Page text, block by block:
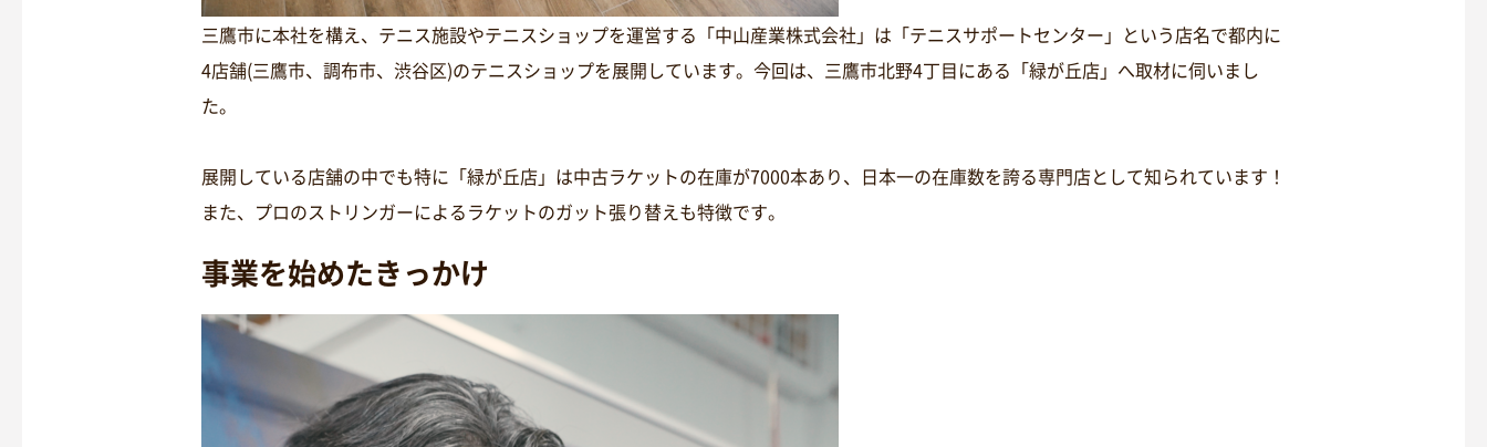
三鷹市に本社を構え、テニス施設やテニスショップを運営する「中山産業株式会社」は「テニスサポートセンター」という店名で都内に
4店舗(三鷹市、調布市、渋谷区)のテニスショップを展開しています。今回は、三鷹市北野4丁目にある「緑が丘店」へ取材に伺いまし
た。
展開している店舗の中でも特に「緑が丘店」は中古ラケットの在庫が7000本あり、日本一の在庫数を誇る専門店として知られています！
また、プロのストリンガーによるラケットのガット張り替えも特徴です。
事業を始めたきっかけ